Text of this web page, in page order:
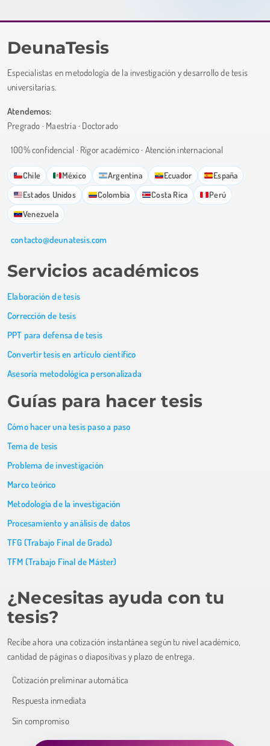
DeunaTesis
Especialistas en metodología de la investigación y desarrollo de tesis
universitarias.
Atendemos:
Pregrado · Maestría · Doctorado
100% confidencial · Rigor académico · Atención internacional
Chile México Argentina Ecuador
España
Estados Unidos
Colombia Costa Rica
Perú
Venezuela
contacto@deunatesis.com
Servicios académicos
Elaboración de tesis
Corrección de tesis
PPT para defensa de tesis
Convertir tesis en artículo científico
Asesoría metodológica personalizada
Guías para hacer tesis
Cómo hacer una tesis paso a paso
Tema de tesis
Problema de investigación
Marco teórico
Metodología de la investigación
Procesamiento y análisis de datos
TFG (Trabajo Final de Grado)
TFM (Trabajo Final de Máster)
¿Necesitas ayuda con tu
tesis?
Recibe ahora una cotización instantánea según tu nivel académico,
cantidad de páginas o diapositivas y plazo de entrega.
Cotización preliminar automática
Respuesta inmediata
Sin compromiso